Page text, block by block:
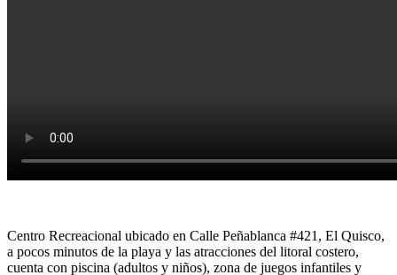
Centro Recreacional ubicado en Calle Peñablanca #421, El Quisco,
a pocos minutos de la playa y las atracciones del litoral costero,
cuenta con piscina (adultos y niños), zona de juegos infantiles y